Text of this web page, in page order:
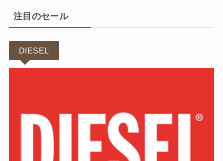
注目のセール
DIESEL